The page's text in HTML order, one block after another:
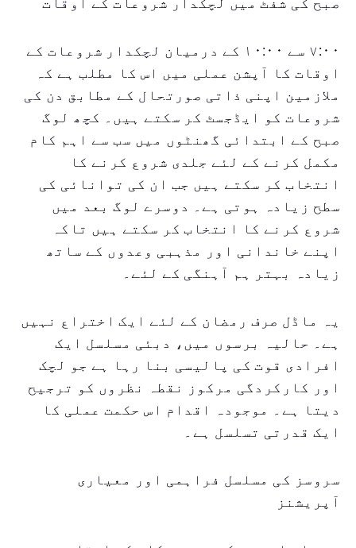
۷:۰۰ سے ۱۰:۰۰ کے درمیان لچکدار شروعات کے
اوقات کا آپشن عملی میں اس کا مطلب ہے کہ
ملازمین اپنی ذاتی صورتحال کے مطابق دن کی
شروعات کو ایڈجسٹ کر سکتے ہیں۔ کچھ لوگ
صبح کے ابتدائی گھنٹوں میں سب سے اہم کام
مکمل کرنے کے لئے جلدی شروع کرنے کا
انتخاب کر سکتے ہیں جب ان کی توانائی کی
سطح زیادہ ہوتی ہے۔ دوسرے لوگ بعد میں
شروع کرنے کا انتخاب کر سکتے ہیں تاکہ
اپنے خاندانی اور مذہبی وعدوں کے ساتھ
زیادہ بہتر ہم آہنگی کے لئے۔
یہ ماڈل صرف رمضان کے لئے ایک اختراع نہیں
ہے۔ حالیہ برسوں میں، دبئی مسلسل ایک
افرادی قوت کی پالیسی بنا رہا ہے جو لچک
اور کارکردگی مرکوز نقطہ نظروں کو ترجیح
دیتا ہے۔ موجودہ اقدام اس حکمت عملی کا
ایک قدرتی تسلسل ہے۔
سروسز کی مسلسل فراہمی اور معیاری
آپریشنز